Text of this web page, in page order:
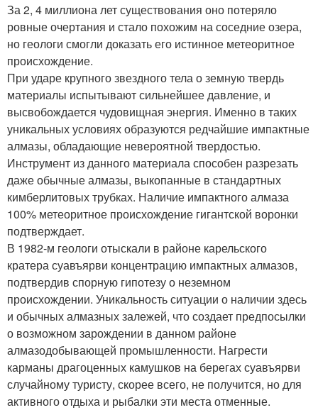
За 2, 4 миллиона лет существования оно потеряло
ровные очертания и стало похожим на соседние озера,
но геологи смогли доказать его истинное метеоритное
происхождение.
При ударе крупного звездного тела о земную твердь
материалы испытывают сильнейшее давление, и
высвобождается чудовищная энергия. Именно в таких
уникальных условиях образуются редчайшие импактные
алмазы, обладающие невероятной твердостью.
Инструмент из данного материала способен разрезать
даже обычные алмазы, выкопанные в стандартных
кимберлитовых трубках. Наличие импактного алмаза
100% метеоритное происхождение гигантской воронки
подтверждает.
В 1982-м геологи отыскали в районе карельского
кратера суавъярви концентрацию импактных алмазов,
подтвердив спорную гипотезу о неземном
происхождении. Уникальность ситуации о наличии здесь
и обычных алмазных залежей, что создает предпосылки
о возможном зарождении в данном районе
алмазодобывающей промышленности. Нагрести
карманы драгоценных камушков на берегах суавъярви
случайному туристу, скорее всего, не получится, но для
активного отдыха и рыбалки эти места отменные.